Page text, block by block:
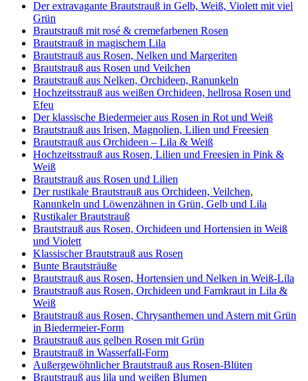
Der extravagante Brautstrauß in Gelb, Weiß, Violett mit viel
Grün
Brautstrauß mit rosé & cremefarbenen Rosen
Brautstrauß in magischem Lila
Brautstrauß aus Rosen, Nelken und Margeriten
Brautstrauß aus Rosen und Veilchen
Brautstrauß aus Nelken, Orchideen, Ranunkeln
Hochzeitsstrauß aus weißen Orchideen, hellrosa Rosen und
Efeu
Der klassische Biedermeier aus Rosen in Rot und Weiß
Brautstrauß aus Irisen, Magnolien, Lilien und Freesien
Brautstrauß aus Orchideen – Lila & Weiß
Hochzeitsstrauß aus Rosen, Lilien und Freesien in Pink &
Weiß
Brautstrauß aus Rosen und Lilien
Der rustikale Brautstrauß aus Orchideen, Veilchen,
Ranunkeln und Löwenzähnen in Grün, Gelb und Lila
Rustikaler Brautstrauß
Brautstrauß aus Rosen, Orchideen und Hortensien in Weiß
und Violett
Klassischer Brautstrauß aus Rosen
Bunte Brautsträuße
Brautstrauß aus Rosen, Hortensien und Nelken in Weiß-Lila
Brautstrauß aus Rosen, Orchideen und Farnkraut in Lila &
Weiß
Brautstrauß aus Rosen, Chrysanthemen und Astern mit Grün
in Biedermeier-Form
Brautstrauß aus gelben Rosen mit Grün
Brautstrauß in Wasserfall-Form
Außergewöhnlicher Brautstrauß aus Rosen-Blüten
Brautstrauß aus lila und weißen Blumen